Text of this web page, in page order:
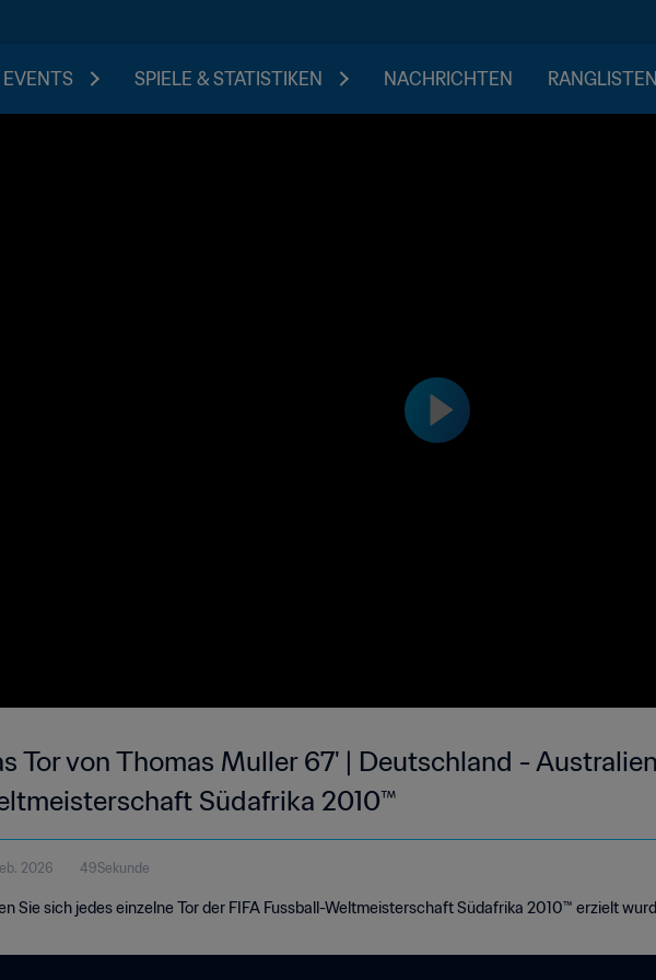
EVENTS SPIELE & STATISTIKEN NACHRICHTEN RANGLISTEN
Tor von Thomas Muller 67' | Deutschland -
Südafrika 2010™
2026 49Sekunde
Sie sich jedes einzelne Tor der FIFA Fussball-Weltmeisterschaft Südafrika 2010™ erzielt